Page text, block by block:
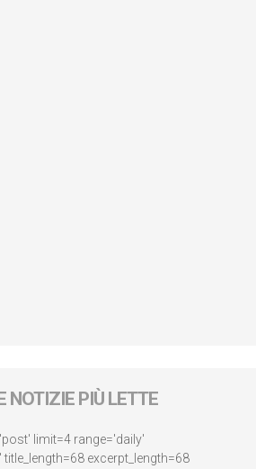
NOTIZIE PIÙ LETTE
limit=4 range='daily'
excerpt_length=68